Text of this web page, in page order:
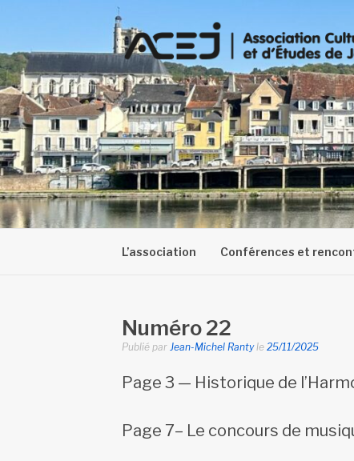
L’association Conférences et
Numéro 22
Publié par Jean-Michel Rantyle 25/11/2025
Page 3 — Historique de
Page 7– Le concours de